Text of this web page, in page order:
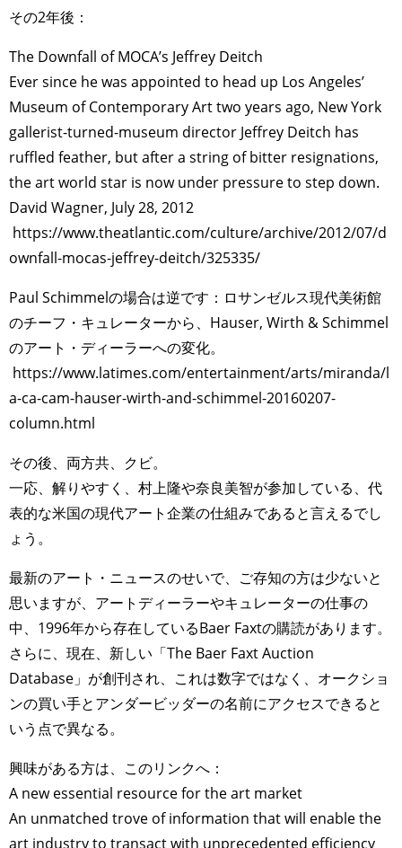
その2年後：
The Downfall of MOCA’s Jeffrey Deitch
Ever since he was appointed to head up Los Angeles’
Museum of Contemporary Art two years ago, New York
gallerist-turned-museum director Jeffrey Deitch has
ruffled feather, but after a string of bitter resignations,
the art world star is now under pressure to step down.
David Wagner, July 28, 2012
https://www.theatlantic.com/culture/archive/2012/07/d
ownfall-mocas-jeffrey-deitch/325335/
Paul Schimmelの場合は逆です：ロサンゼルス現代美術館
のチーフ・キュレーターから、Hauser, Wirth & Schimmel
のアート・ディーラーへの変化。
https://www.latimes.com/entertainment/arts/miranda/l
a-ca-cam-hauser-wirth-and-schimmel-20160207-
column.html
その後、両方共、クビ。
一応、解りやすく、村上隆や奈良美智が参加している、代
表的な米国の現代アート企業の仕組みであると言えるでし
ょう。
最新のアート・ニュースのせいで、ご存知の方は少ないと
思いますが、アートディーラーやキュレーターの仕事の
中、1996年から存在しているBaer Faxtの購読があります。
さらに、現在、新しい「The Baer Faxt Auction
Database」が創刊され、これは数字ではなく、オークショ
ンの買い手とアンダービッダーの名前にアクセスできると
いう点で異なる。
興味がある方は、このリンクへ：
A new essential resource for the art market
An unmatched trove of information that will enable the
art industry to transact with unprecedented efficiency